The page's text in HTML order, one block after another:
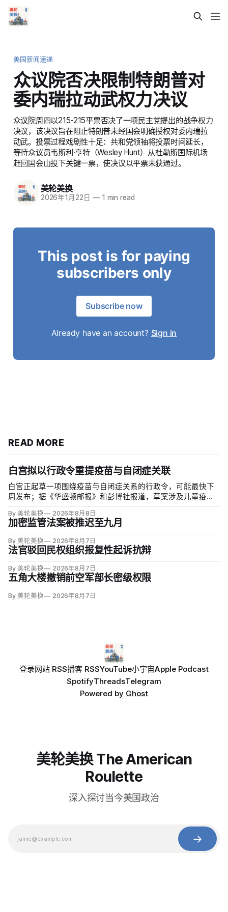
美国新闻速递
众议院否决限制特朗普对
委内瑞拉动武权力决议
众议院周四以215-215平票否决了一项民主党提出的战争权力
决议，该决议旨在阻止特朗普未经国会明确授权对委内瑞拉
动武。投票过程戏剧性十足：共和党领袖将投票时间延长，
等待众议员韦斯利·亨特（Wesley Hunt）从杜勒斯国际机场
赶回国会山投下关键一票，使决议以平票未获通过。
美轮美换
2026年1月22日 —1 min read
This post is for paying
subscribers only
Subscribe now
Already have an account? Sign in
READ MORE
白宫拟以行政令重提疫苗与自闭症关联
白宫正起草一项围绕疫苗与自闭症关系的行政令，可能最快下
周发布；据《华盛顿邮报》和彭博社报道，草案涉及儿童疫苗
项覆盖全球数百万儿童的高质量研究均未发现儿童疫苗导致自
闭症，相关说法源自一项后来撤稿的欺诈性研究，作者也被吊
销执照。
By 美轮美换 2026年8月8日
加密监管法案被推迟至九月
By 美轮美换 2026年8月7日
法官驳回民权组织报复性起诉抗辩
By 美轮美换 2026年8月7日
五角大楼撤销前空军部长密级权限
By 美轮美换 2026年8月7日
登录网站 RSS播客 RSSYouTube小宇宙Apple Podcast
SpotifyThreadsTelegram
Powered by Ghost
美轮美换 The American
Roulette
深入探讨当今美国政治